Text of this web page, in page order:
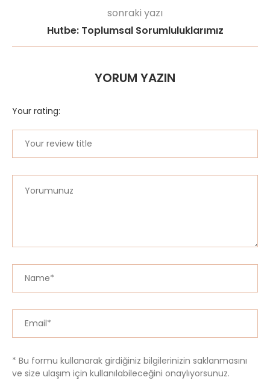
sonraki yazı
Hutbe: Toplumsal Sorumluluklarımız
YORUM YAZIN
Your rating:
* Bu formu kullanarak girdiğiniz bilgilerinizin saklanmasını
ve size ulaşım için kullanılabileceğini onaylıyorsunuz.